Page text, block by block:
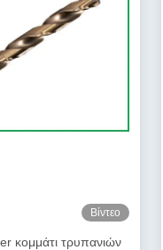
Βίντεο
κομμάτι τρυπανιών